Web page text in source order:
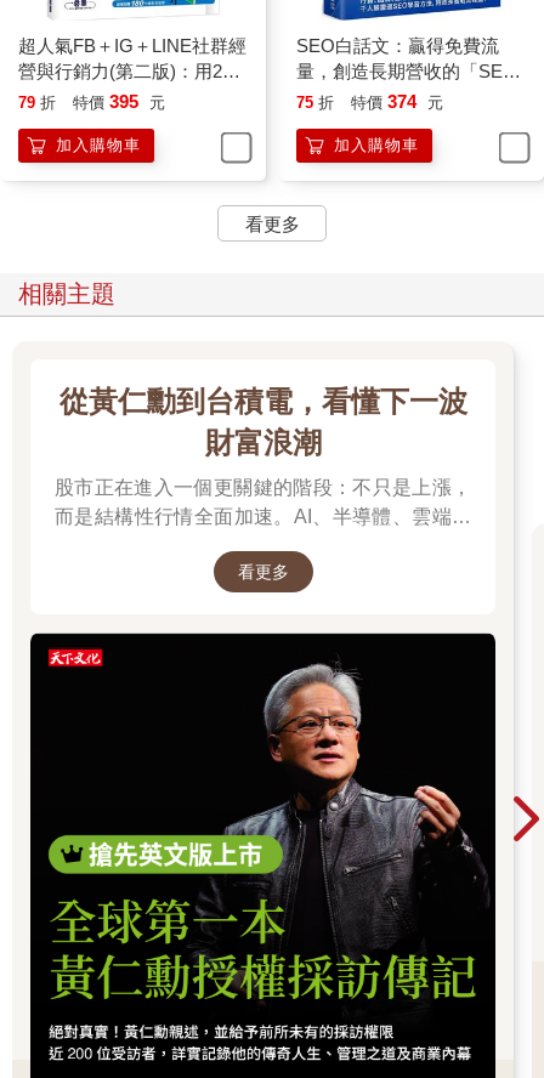
超人氣FB＋IG＋LINE社群經
營與行銷力(第二版)：用235
招快速聚粉，飆升流量變業
行銷影音)
79 折 特價 395 元
加入購物車
SEO白話文：贏得免費流
量，創造長期營收的「SEO
行銷指南」
75 折 特價 374 元
加入購物車
看更多
相關主題
從黃仁勳到台積電，看懂下一波
財富浪潮
股市正在進入一個更關鍵的階段：不只是上漲，
而是結構性行情全面加速。AI、半導體、雲端運
算與高階製造，正成為資金長期追逐的主軸，推
動全球科技基礎建設持續升級。尤其台灣憑藉晶
潮的關鍵樞紐上。而在這場浪潮中，有一個名字
你不得不認識：黃仁勳（NVIDIA），他正在定義
AI算力時代的規則，而台積電則是全球晶片製造
的核心引擎。從AI晶片、資料中心到記憶體與伺
服器，整條產業鏈正在被重新定價，帶動企業獲
利與出口預期同步上修。這不只是股市行情，而
是一次世界趨勢的重組：AI正在重寫產業分工，
也正在改變資本流向與全球經濟結構。
看更多